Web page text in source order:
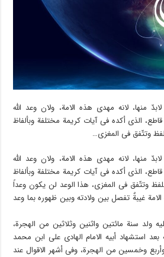
منها، لانه مهدی هذه الامة، ولان وعد الله
الذی أکده فی آیات کریمة مختلفة وبألفاظ
وتتّفق فی المغزى…
منها، لانه مهدی هذه الامة، ولان وعد الله
الذی أکده فی آیات کریمة مختلفة وبألفاظ
وتتّفق فی المغزى، هذا الوعد لن یکون وعداً
غیبةٌ تفصل بین ولادته وبین ظهوره بما وعد
ولد سنة مائتین واثنین وثلاثین من الهجرة،
بعد استشهاد أبیه الامام الهادی علی ابن محمد
وخمسین من الهجرة، وفی أشهر الاقوال عند